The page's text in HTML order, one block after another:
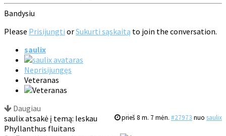
Bandysiu
Please Prisijungti orSukurti sąskaitą to join the conversation.
saulix
Neprisijungęs
Veteranas
Daugiau
prieš 8 m. 7 mėn. #27973 nuo saulix
saulix atsakė į temą: Ieskau
Phyllanthus fluitans